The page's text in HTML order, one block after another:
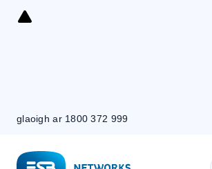
Skip
glaoigh ar 1800 372 999